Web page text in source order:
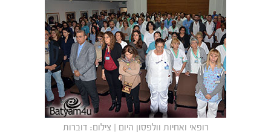
רופאי ואחיות וולפסון היום | צילום: דוברות